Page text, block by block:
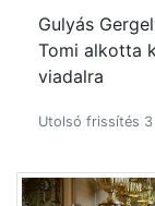
Gulyás
Tomi alkotta
viadalra
Utolsó frissítés 3